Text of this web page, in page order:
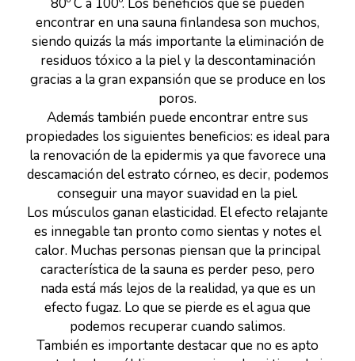
encontrar en una sauna finlandesa son muchos,
siendo quizás la más importante la eliminación de
residuos tóxico a la piel y la descontaminación
gracias a la gran expansión que se produce en los
poros.
Además también puede encontrar entre sus
propiedades los siguientes beneficios: es ideal para
la renovación de la epidermis ya que favorece una
descamación del estrato córneo, es decir, podemos
conseguir una mayor suavidad en la piel.
Los músculos ganan elasticidad. El efecto relajante
es innegable tan pronto como sientas y notes el
calor. Muchas personas piensan que la principal
característica de la sauna es perder peso, pero
nada está más lejos de la realidad, ya que es un
efecto fugaz. Lo que se pierde es el agua que
podemos recuperar cuando salimos.
También es importante destacar que no es apto